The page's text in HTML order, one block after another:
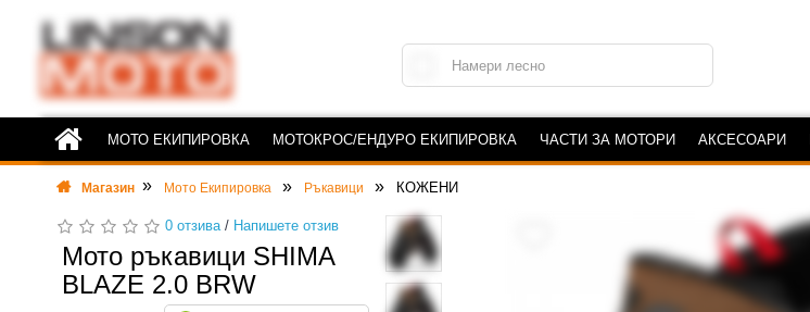
МОТО ЕКИПИРОВКА МОТОКРОС/ЕНДУРО ЕКИПИРОВКА ЧАСТИ ЗА МОТОРИ АКСЕСОАРИ
Магазин Мото Екипировка Ръкавици КОЖЕНИ
0 отзива/ Напишете отзив
Мото ръкавици SHIMA
BLAZE 2.0 BRW